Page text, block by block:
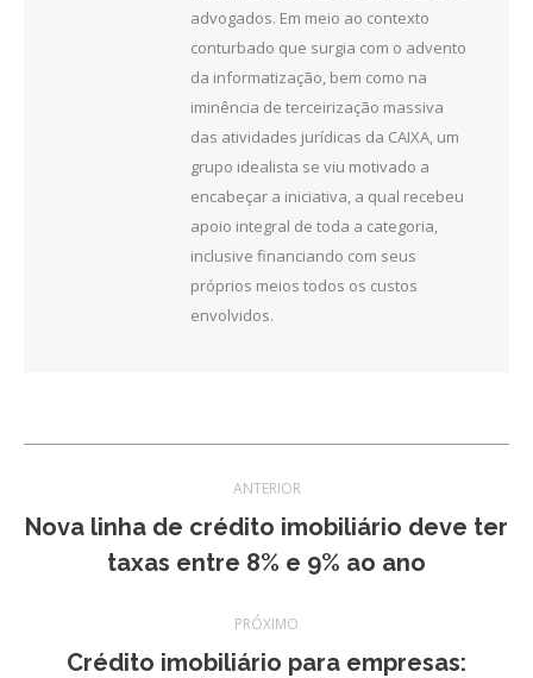
advogados. Em meio ao contexto
conturbado que surgia com o advento
da informatização, bem como na
iminência de terceirização massiva
das atividades jurídicas da CAIXA, um
grupo idealista se viu motivado a
encabeçar a iniciativa, a qual recebeu
apoio integral de toda a categoria,
inclusive financiando com seus
próprios meios todos os custos
envolvidos.
de
post:
ANTERIOR
Post
anterior:
Nova linha de crédito imobiliário deve ter
taxas entre 8% e 9% ao ano
PRÓXIMO
Crédito imobiliário para empresas: